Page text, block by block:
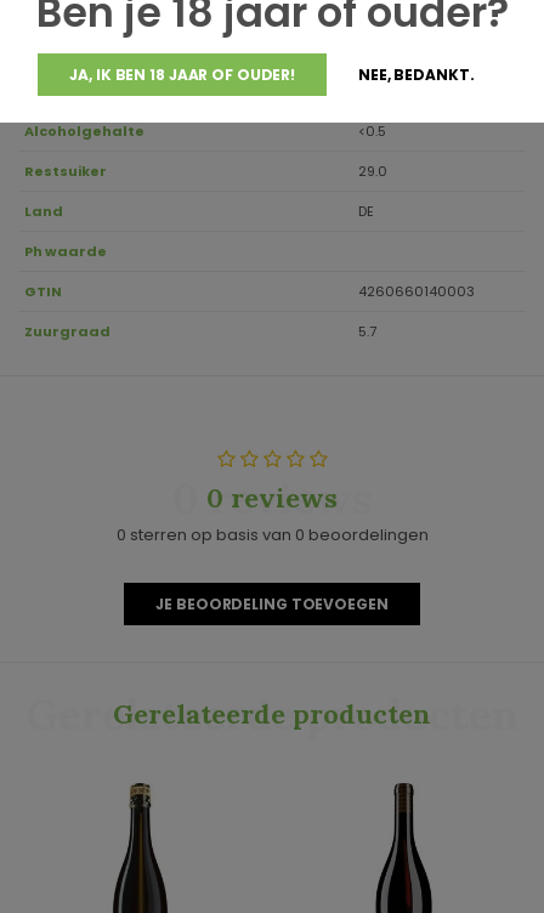
Ben je 18 jaar of ouder?
JA, IK BEN 18 JAAR OF OUDER! NEE, BEDANKT.
Regio
Aanbevolen drinktemperatuur
Inhoud
Alcoholgehalte <0.5
Restsuiker 29.0
Land DE
Ph waarde
GTIN 4260660140003
Zuurgraad 5.7
0 reviews
0 reviews
0 sterren op basis van 0 beoordelingen
JE BEOORDELING TOEVOEGEN
Gerelateerde producten
Gerelateerde producten